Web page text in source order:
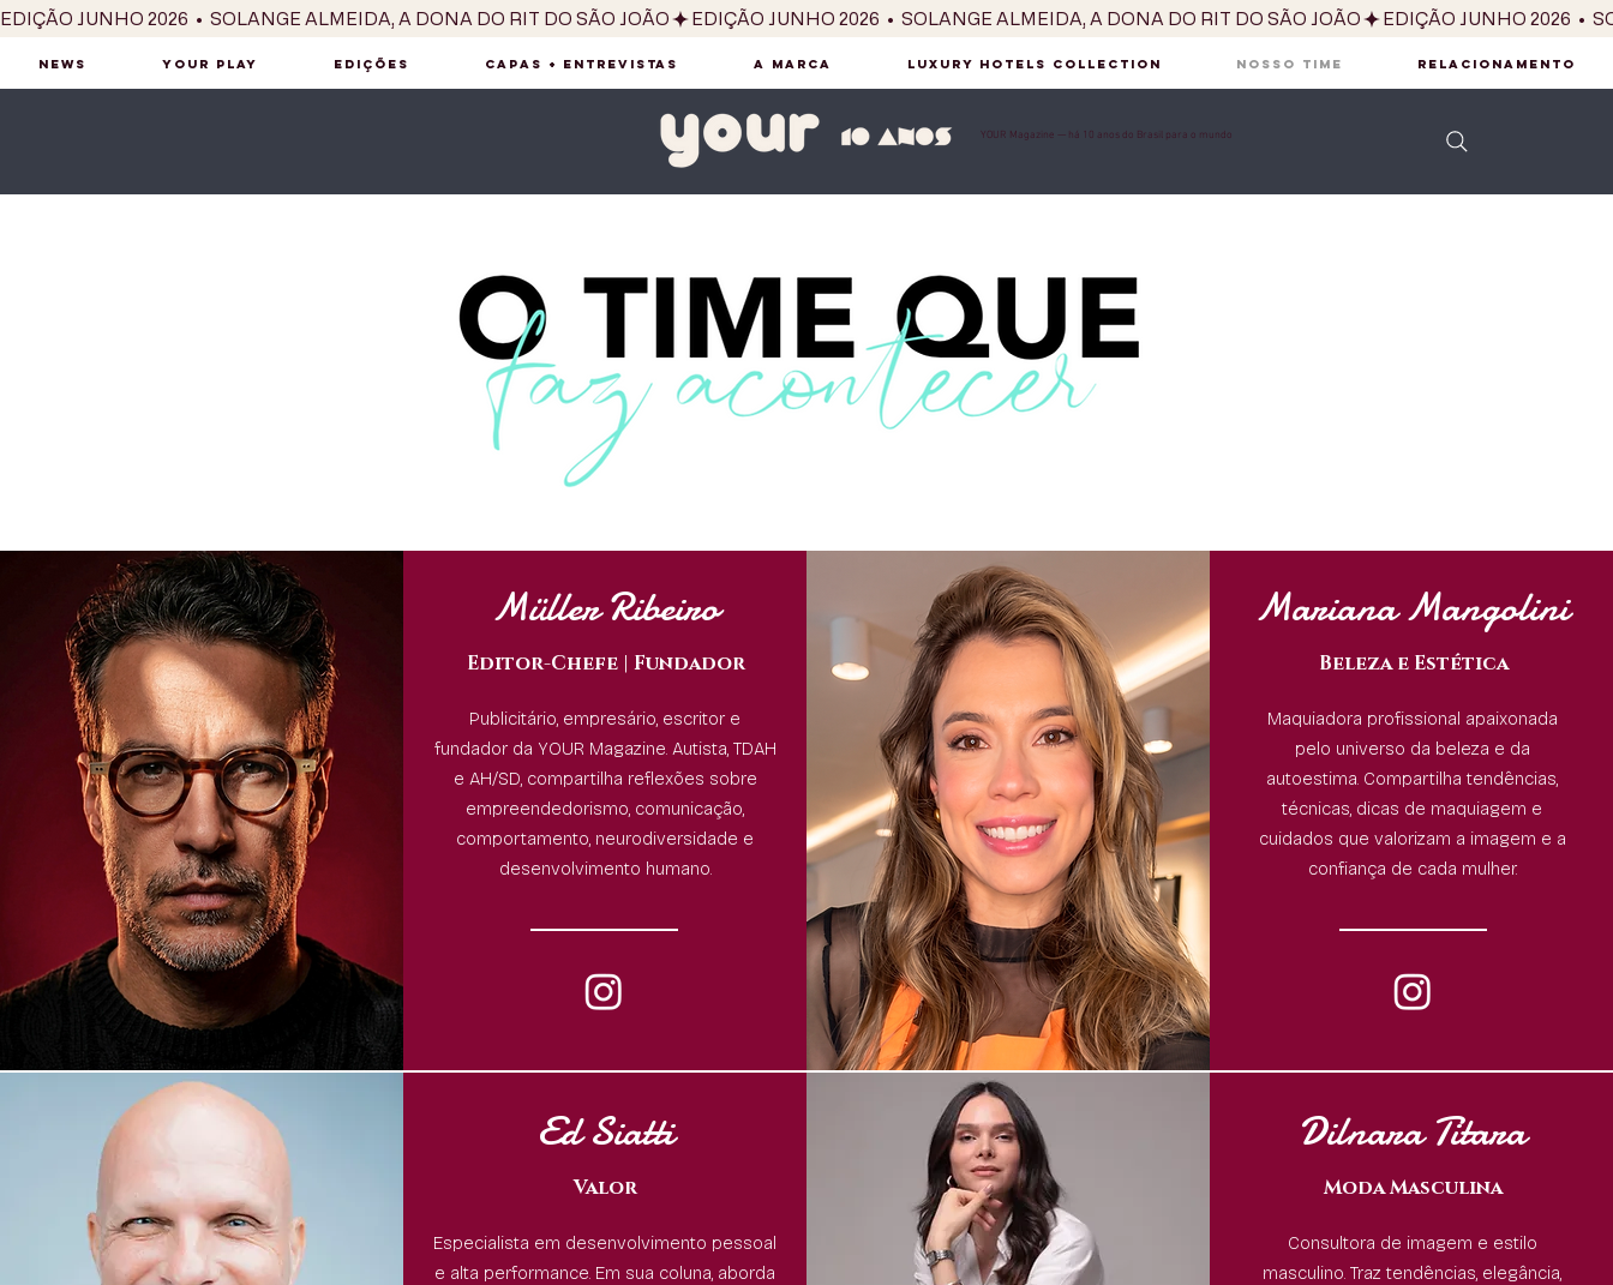
EDIÇÃO JUNHO 2026  •  SOLANGE ALMEIDA, A DONA DO RIT DO SÃO JOÃO
NEWS YOUR PLAY EDIÇÕES CAPAS + ENTREVISTAS A MARCA LUXURY HOTELS COLLECTION NOSSO TIME RELACIONAMENTO
YOUR Magazine — há 10 anos do Brasil para o mundo
Müller Ribeiro
Editor-Chefe | Fundador
Publicitário, empresário, escritor e
fundador da YOUR Magazine. Autista, TDAH
e AH/SD, compartilha reflexões sobre
empreendedorismo, comunicação,
comportamento, neurodiversidade e
desenvolvimento humano.
Mariana Mangolini
Beleza e Estética
Maquiadora profissional apaixonada
pelo universo da beleza e da
autoestima. Compartilha tendências,
técnicas, dicas de maquiagem e
cuidados que valorizam a imagem e a
confiança de cada mulher.
Ed Siatti
Valor
Especialista em desenvolvimento pessoal
e alta performance. Em sua coluna, aborda
Dilnara Titara
Moda Masculina
Consultora de imagem e estilo
masculino. Traz tendências, elegância,